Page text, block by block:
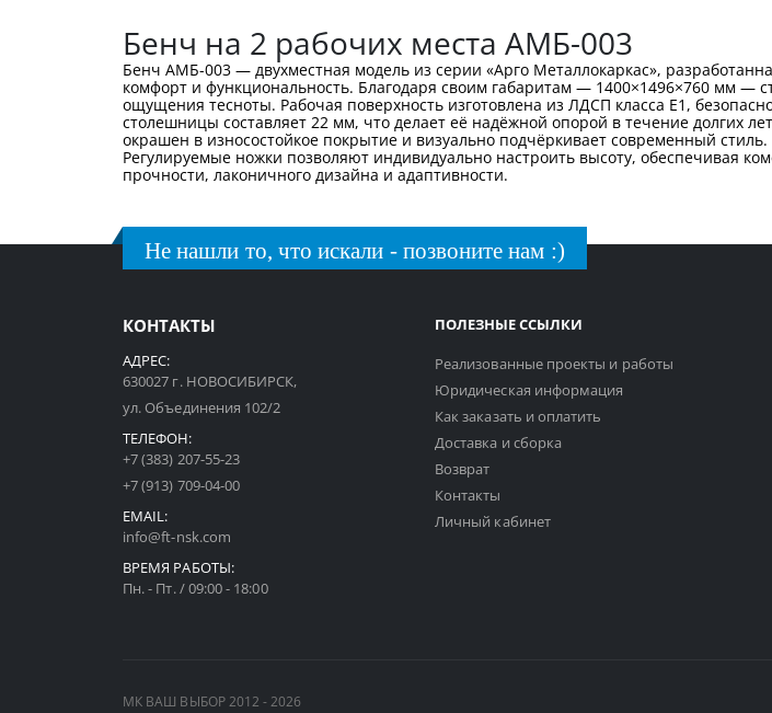
Бенч на 2 рабочих места АМБ-003
Бенч АМБ-003 — двухместная модель из серии «Арго Металлокаркас»,
комфорт и функциональность. Благодаря своим габаритам — 1400×1496×760 мм —
ощущения тесноты. Рабочая поверхность изготовлена из ЛДСП класса Е1,
столешницы составляет 22 мм, что делает её надёжной опорой в течение долгих
окрашен в износостойкое покрытие и визуально подчёркивает современный
Регулируемые ножки позволяют индивидуально настроить высоту, обеспечивая
прочности, лаконичного дизайна и адаптивности.
Не нашли то, что искали - позвоните нам :)
КОНТАКТЫ
АДРЕС:
630027 г. НОВОСИБИРСК,
ул. Объединения 102/2
ТЕЛЕФОН:
+7 (383) 207-55-23
+7 (913) 709-04-00
EMAIL:
info@ft-nsk.com
ВРЕМЯ РАБОТЫ:
Пн. - Пт. / 09:00 - 18:00
ПОЛЕЗНЫЕ ССЫЛКИ
Реализованные проекты и работы
Юридическая информация
Как заказать и оплатить
Доставка и сборка
Возврат
Контакты
Личный кабинет
МК ВАШ ВЫБОР 2012 - 2026